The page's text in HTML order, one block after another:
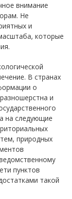
внимание
Не
и
которые
В странах
о
и
на следующие
природных
пунктов
такой